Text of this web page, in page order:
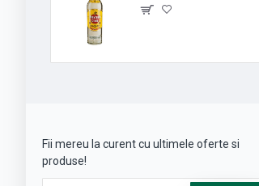
Fii mereu la curent cu ultimele oferte si
produse!